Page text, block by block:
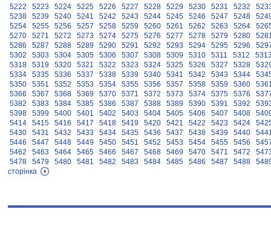
5222
5223 5224 5225 5226 5227 5228 5229 5230 5231 5232
5238
5239 5240 5241 5242 5243 5244 5245 5246 5247 5248
5254
5255 5256 5257 5258 5259 5260 5261 5262 5263 5264
5270
5271 5272 5273 5274 5275 5276 5277 5278 5279 5280
5286
5287 5288 5289 5290 5291 5292 5293 5294 5295 5296
5302
5303 5304 5305 5306 5307 5308 5309 5310 5311 5312
5318
5319 5320 5321 5322 5323 5324 5325 5326 5327 5328
5334
5335 5336 5337 5338 5339 5340 5341 5342 5343 5344
5350
5351 5352 5353 5354 5355 5356 5357 5358 5359 5360
5366
5367 5368 5369 5370 5371 5372 5373 5374 5375 5376
5382
5383 5384 5385 5386 5387 5388 5389 5390 5391 5392
5398
5399 5400 5401 5402 5403 5404 5405 5406 5407 5408
5414
5415 5416 5417 5418 5419 5420 5421 5422 5423 5424
5430
5431 5432 5433 5434 5435 5436 5437 5438 5439 5440
5446
5447 5448 5449 5450 5451 5452 5453 5454 5455 5456
5462
5463 5464 5465 5466 5467 5468 5469 5470 5471 5472
5478
5479 5480 5481 5482 5483 5484 5485 5486 5487 5488
сторінка